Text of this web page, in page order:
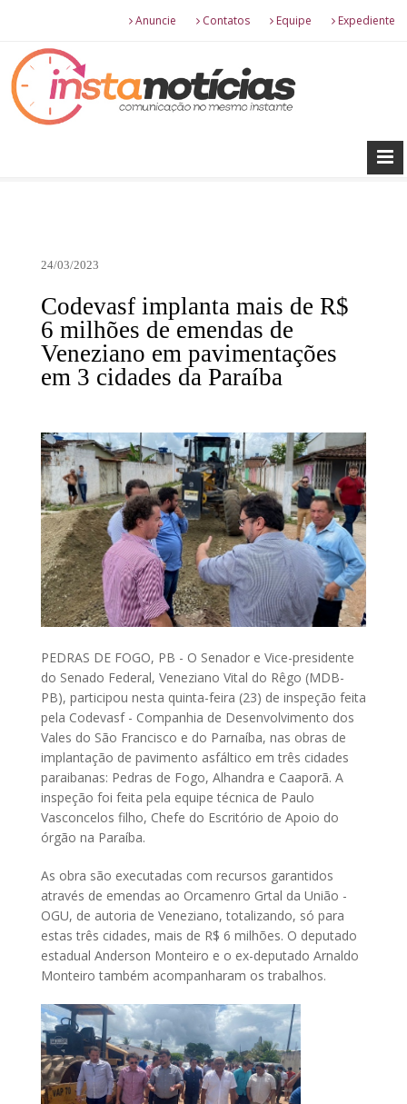
Anuncie Contatos Equipe Expediente
24/03/2023
Codevasf implanta mais de R$
6 milhões de emendas de
Veneziano em pavimentações
em 3 cidades da Paraíba
PEDRAS DE FOGO, PB - O Senador e Vice-presidente
do Senado Federal, Veneziano Vital do Rêgo (MDB-
PB), participou nesta quinta-feira (23) de inspeção feita
pela Codevasf - Companhia de Desenvolvimento dos
Vales do São Francisco e do Parnaíba, nas obras de
implantação de pavimento asfáltico em três cidades
paraibanas: Pedras de Fogo, Alhandra e Caaporã. A
inspeção foi feita pela equipe técnica de Paulo
Vasconcelos filho, Chefe do Escritório de Apoio do
órgão na Paraíba.
As obra são executadas com recursos garantidos
através de emendas ao Orcamenro Grtal da União -
OGU, de autoria de Veneziano, totalizando, só para
estas três cidades, mais de R$ 6 milhões. O deputado
estadual Anderson Monteiro e o ex-deputado Arnaldo
Monteiro também acompanharam os trabalhos.